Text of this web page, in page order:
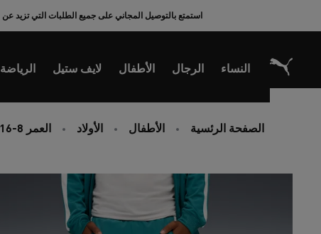
استمتع بالتوصيل المجاني على جميع الطلبات التي تزيد عن 200 ريال سعودي!
النساء الرجال الأطفال لايف ستيل الرياضة
الصفحة الرئسية الأطفال الأولاد العمر 8-16 سنوات